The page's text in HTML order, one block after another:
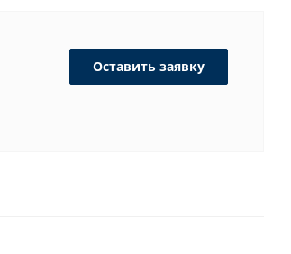
Оставить заявку